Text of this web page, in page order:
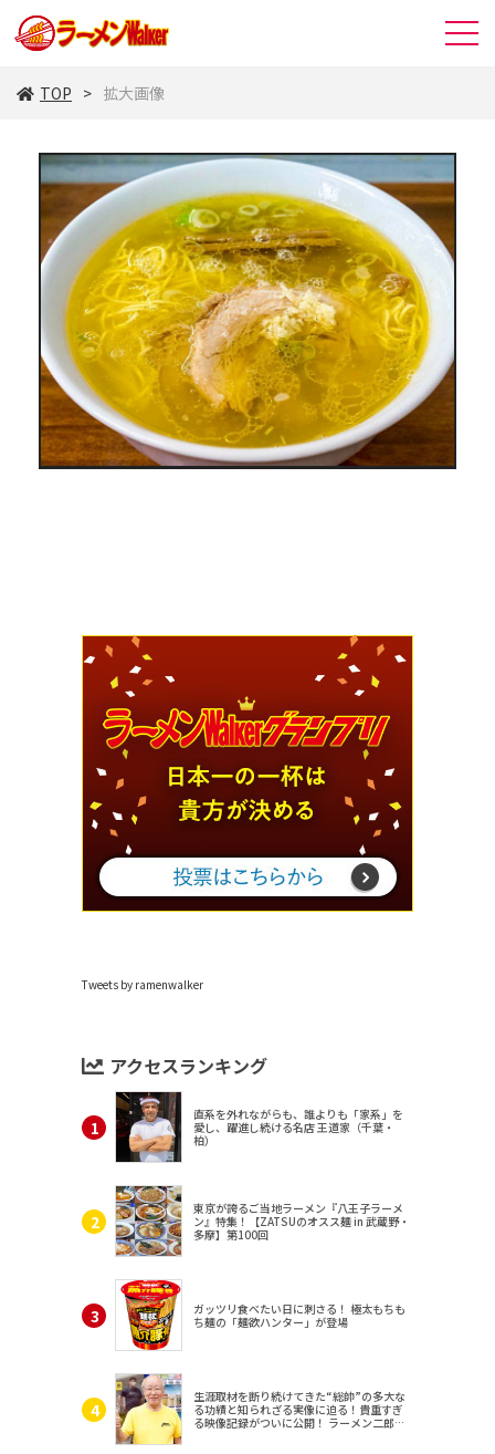
TOP 拡大画像
Tweets by ramenwalker
アクセスランキング
直系を外れながらも、誰よりも「家系」を
愛し、躍進し続ける名店 王道家（千葉・
柏）
東京が誇るご当地ラーメン『八王子ラーメ
ン』特集！【ZATSUのオスス麺 in 武蔵野・
多摩】第100回
ガッツリ食べたい日に刺さる！ 極太もちも
ち麺の「麺欲ハンター」が登場
生涯取材を断り続けてきた“総帥”の多大な
る功績と知られざる実像に迫る！貴重すぎ
る映像記録がついに公開！ ラーメン二郎